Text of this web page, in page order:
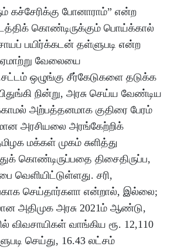
கச்சேரிக்கு போனாராம்” என்ற
கொண்டிருக்கும் பொய்க்கால்
பயிர்க்கடன் தள்ளுபடி என்ற
வேலையை
ஒழுங்கு சீர்கேடுகளை தடுக்க
நின்று, அரசு செய்ய வேண்டிய
அற்பத்தனமாக குதிரை பேரம்
அரசியலை அரங்கேற்றிக்
மக்கள் முகம் சுளித்து
கொண்டிருப்பதை திசைதிருப்ப,
வெளியிட்டுள்ளது. சரி,
செய்தார்களா என்றால், இல்லை;
அதிமுக அரசு 2021ம் ஆண்டு,
விவசாயிகள் வாங்கிய ரூ. 12,110
செய்து, 16.43 லட்சம்